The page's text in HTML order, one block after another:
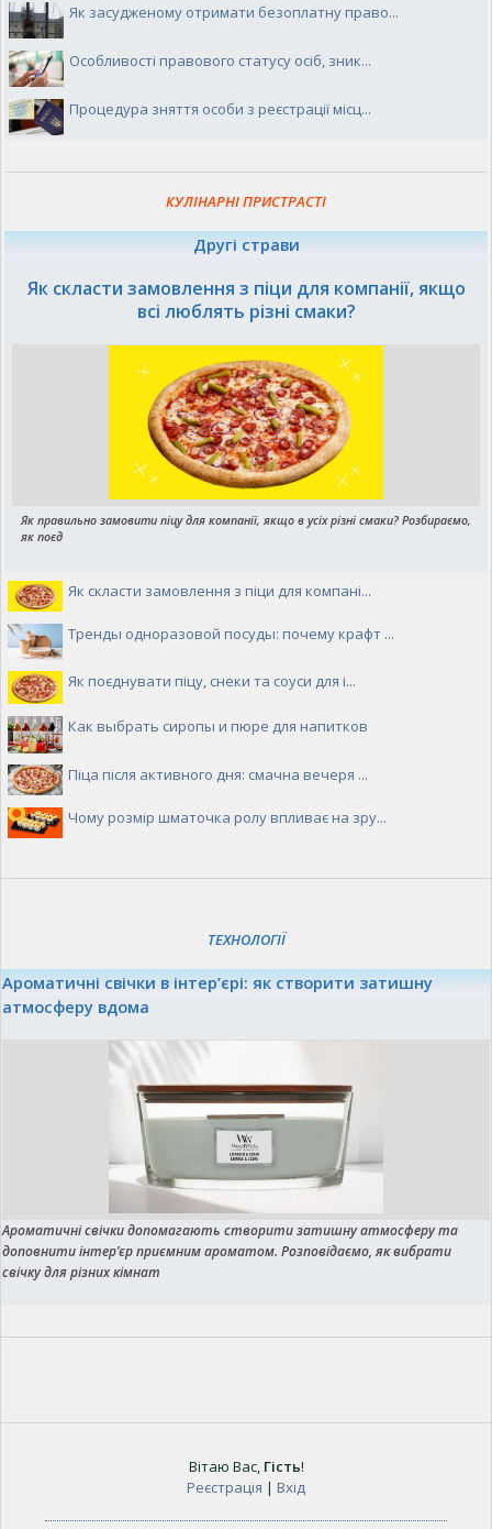
Як засудженому отримати безоплатну право...
Особливості правового статусу осіб, зник...
Процедура зняття особи з реєстрації місц...
КУЛІНАРНІ ПРИСТРАСТІ
Другі страви
Як скласти замовлення з піци для компанії, якщо
всі люблять різні смаки?
Як правильно замовити піцу для компанії, якщо в усіх різні смаки? Розбираємо,
як поєд
Як скласти замовлення з піци для компані...
Тренды одноразовой посуды: почему крафт ...
Як поєднувати піцу, снеки та соуси для і...
Как выбрать сиропы и пюре для напитков
Піца після активного дня: смачна вечеря ...
Чому розмір шматочка ролу впливає на зру...
ТЕХНОЛОГІЇ
Ароматичні свічки в інтер’єрі: як створити затишну
атмосферу вдома
Ароматичні свічки допомагають створити затишну атмосферу та
доповнити інтер’єр приємним ароматом. Розповідаємо, як вибрати
свічку для різних кімнат
Вітаю Вас, Гість!
Реєстрація | Вхід